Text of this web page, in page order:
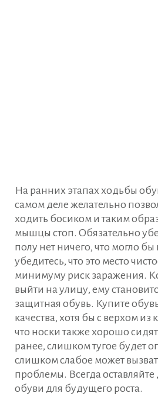
На ранних этапах ходьбы
самом деле желательно
ходить босиком и таким
мышцы стоп. Обязательно
полу нет ничего, что могло
убедитесь, что это место
минимуму риск заражения.
выйти на улицу, ему
защитная обувь. Купите
качества, хотя бы с верхом
что носки также хорошо
ранее, слишком тугое будет
слишком слабое может
проблемы. Всегда оставляйте
обуви для будущего роста.